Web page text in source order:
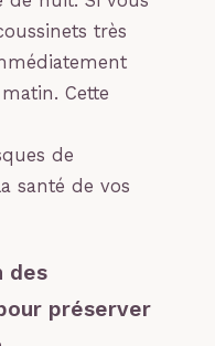
très
Cette
de
santé de vos
des
préserver